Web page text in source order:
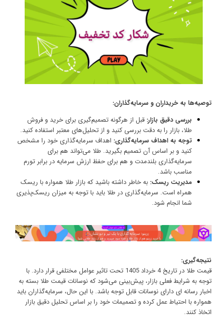
توصیه‌ها به خریداران و سرمایه‌گذاران:
بررسی دقیق بازار: قبل از هرگونه تصمیم‌گیری برای خرید و فروش
طلا، بازار را به دقت بررسی کنید و از تحلیل‌های معتبر استفاده کنید.
توجه به اهداف سرمایه‌گذاری: اهداف سرمایه‌گذاری خود را مشخص
کنید و بر اساس آن تصمیم بگیرید. طلا می‌تواند هم برای
سرمایه‌گذاری بلندمدت و هم برای حفظ ارزش سرمایه در برابر تورم
مناسب باشد.
مدیریت ریسک: به خاطر داشته باشید که بازار طلا همواره با ریسک
همراه است. سرمایه‌گذاری در طلا باید با توجه به میزان ریسک‌پذیری
شما انجام شود.
نتیجه‌گیری:
قیمت طلا در تاریخ 4 خرداد 1405 تحت تاثیر عوامل مختلفی قرار دارد. با
توجه به شرایط فعلی بازار، پیش‌بینی می‌شود که نوسانات قیمت طلا بسته به
اخبار رسانه ای دارای نوسانات قابل توجه باشد. با این حال، سرمایه‌گذاران باید
همواره با احتیاط عمل کرده و تصمیمات خود را بر اساس تحلیل دقیق بازار
اتخاذ کنند.